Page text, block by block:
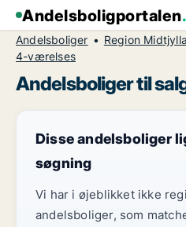
Andelsboligportalen
Andelsboliger Region
4-værelses
Andelsboliger til
Disse andelsboliger
søgning
Vi har i øjeblikket ikke
andelsboliger, som